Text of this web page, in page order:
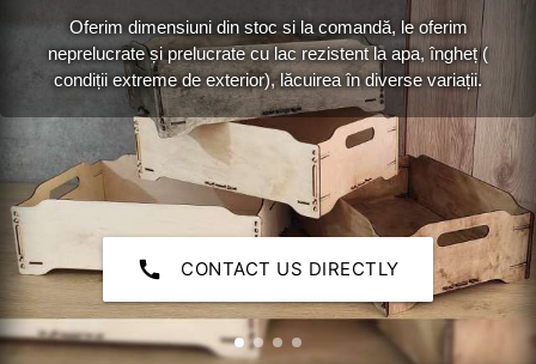
call CONTACT US DIRECTLY
Oferim dimensiuni din stoc si la comandă, le oferim
neprelucrate și prelucrate cu lac rezistent la apa, îngheț (
condiții extreme de exterior), lăcuirea în diverse variații.